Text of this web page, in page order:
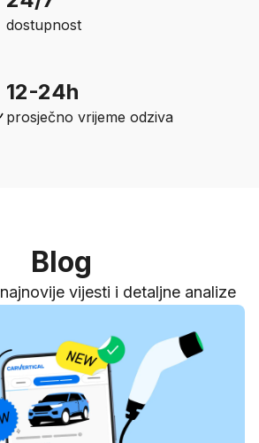
dostupnost
12-24h
prosječno vrijeme odziva
Blog
vijesti i detaljne analize